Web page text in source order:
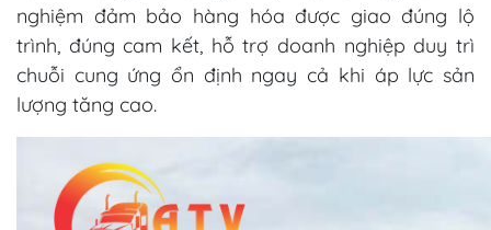
nghiệm đảm bảo hàng hóa được giao đúng lộ
trình, đúng cam kết, hỗ trợ doanh nghiệp duy trì
chuỗi cung ứng ổn định ngay cả khi áp lực sản
lượng tăng cao.